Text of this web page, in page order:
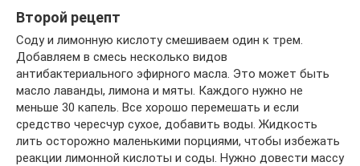
Второй рецепт
Соду и лимонную кислоту смешиваем один к трем.
Добавляем в смесь несколько видов
антибактериального эфирного масла. Это может быть
масло лаванды, лимона и мяты. Каждого нужно не
меньше 30 капель. Все хорошо перемешать и если
средство чересчур сухое, добавить воды. Жидкость
лить осторожно маленькими порциями, чтобы избежать
реакции лимонной кислоты и соды. Нужно довести массу